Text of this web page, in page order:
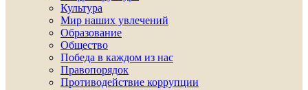
Культура
Мир наших увлечений
Образование
Общество
Победа в каждом из нас
Правопорядок
Противодействие коррупции